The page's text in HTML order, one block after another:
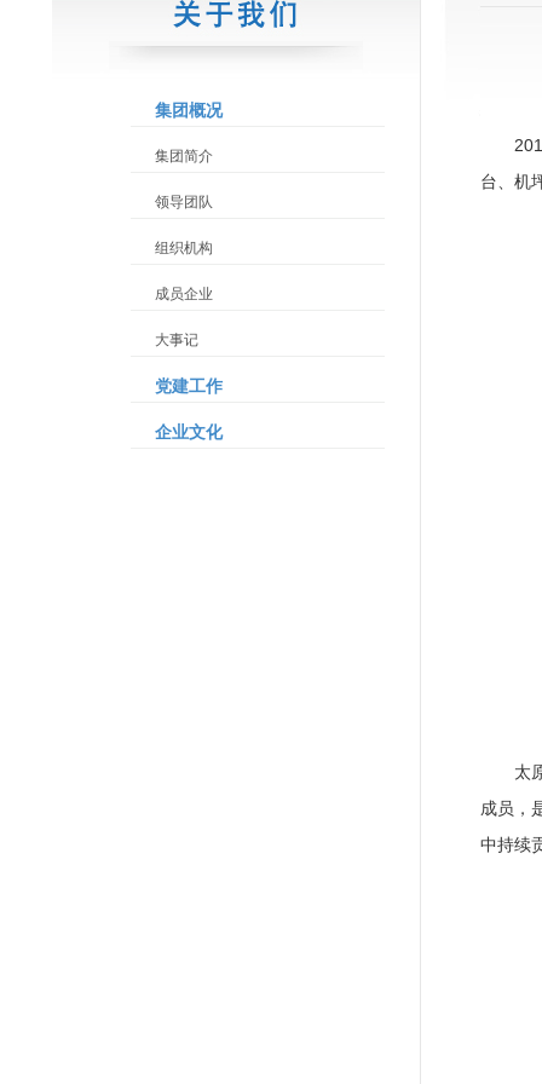
集团概况
集团简介
领导团队
组织机构
成员企业
大事记
党建工作
企业文化
台、机
太
成员，
中持续